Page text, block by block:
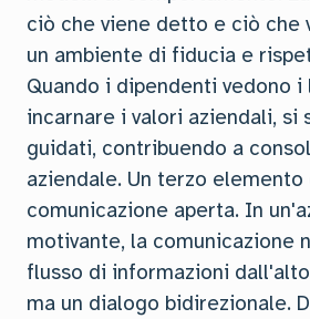
ciò che viene detto e ciò che
un ambiente di fiducia e
Quando i dipendenti vedono
incarnare i valori aziendali, si
guidati, contribuendo a
aziendale. Un terzo
comunicazione aperta. In
motivante, la comunicazione
flusso di informazioni
ma un dialogo bidirezionale.